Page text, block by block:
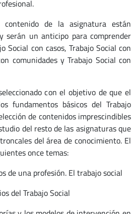
de la asignatura están
serán un anticipo para comprender
Social con casos, Trabajo Social con
comunidades y Trabajo Social con
con el objetivo de que el
fundamentos básicos del Trabajo
de contenidos imprescindibles
del resto de las asignaturas que
del área de conocimiento. El
once temas:
de una profesión. El trabajo social
del Trabajo Social